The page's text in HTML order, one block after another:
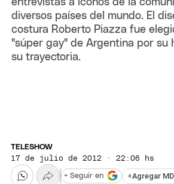
diversos países del mundo. El
costura Roberto Piazza fue
"súper gay" de Argentina por su
su trayectoria.
TELESHOW
17 de julio de 2012 · 22:06 hs
+Agregar
+ Seguir en